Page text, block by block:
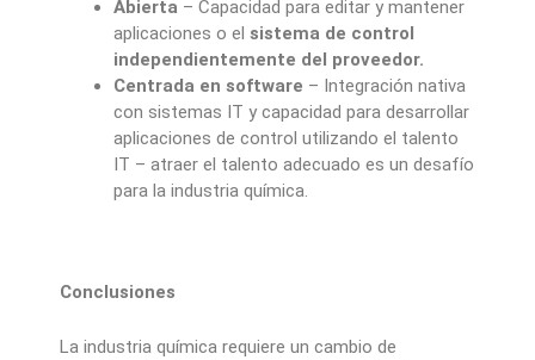
Abierta – Capacidad para editar y mantener
aplicaciones o el sistema de control
independientemente del proveedor.
Centrada en software – Integración nativa
con sistemas IT y capacidad para desarrollar
aplicaciones de control utilizando el talento
IT – atraer el talento adecuado es un desafío
para la industria química.
Conclusiones
La industria química requiere un cambio de